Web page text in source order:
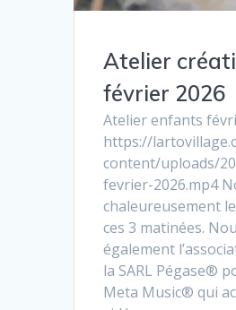
Atelier
février 2026
Atelier enfants
https://
content/uploads/
fevrier-2026.mp4
chaleureusement
ces 3 matinées.
également
la SARL Pégase®
Meta Music® qui